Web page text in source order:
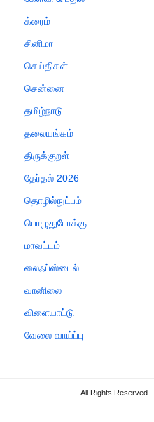
க்ரைம்
சினிமா
செய்திகள்
சென்னை
தமிழ்நாடு
தலையங்கம்
திருக்குறள்
தேர்தல் 2026
தொழில்நுட்பம்
பொழுதுபோக்கு
மாவட்டம்
லைஃப்ஸ்டைல்
வானிலை
விளையாட்டு
வேலை வாய்ப்பு
All Rights Reserved